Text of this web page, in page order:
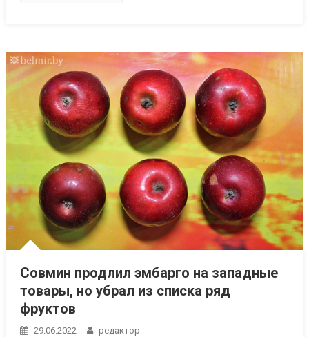
Совмин продлил эмбарго на западные
товары, но убрал из списка ряд
фруктов
29.06.2022 редактор